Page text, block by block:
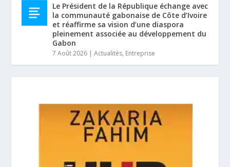
Le Président de la République échange avec
la communauté gabonaise de Côte d’Ivoire
et réaffirme sa vision d’une diaspora
pleinement associée au développement du
Gabon
7 Août 2026 |Actualités, Entreprise